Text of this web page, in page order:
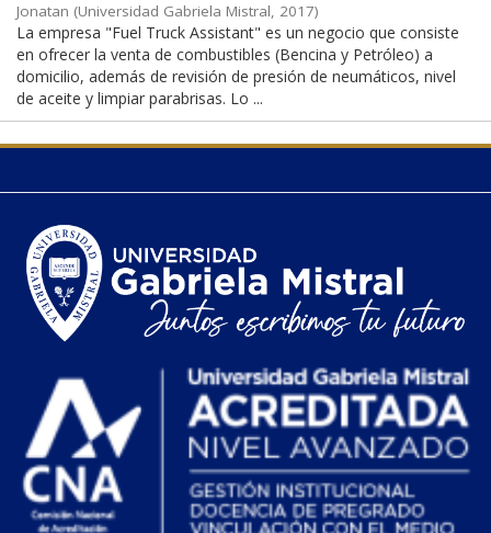
Jonatan (Universidad Gabriela Mistral, 2017)
La empresa "Fuel Truck Assistant" es un negocio que consiste
en ofrecer la venta de combustibles (Bencina y Petróleo) a
domicilio, además de revisión de presión de neumáticos, nivel
de aceite y limpiar parabrisas. Lo ...